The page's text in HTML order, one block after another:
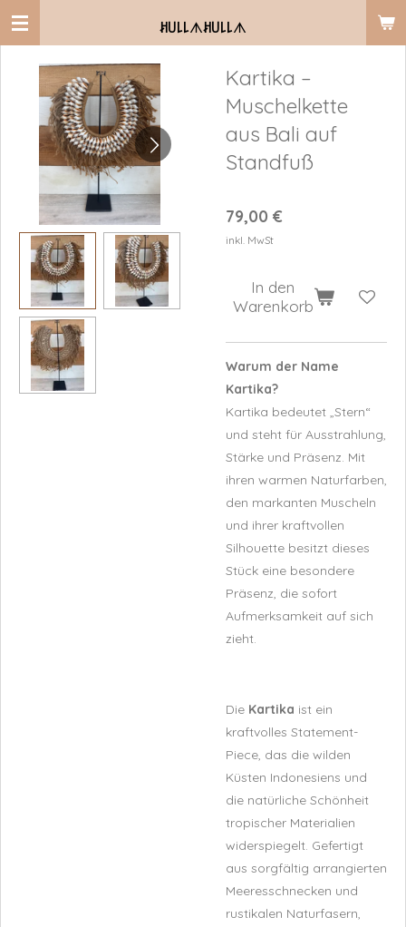
Zum
springen
ꎧ꒤꒒꒒ᗑꎧ꒤꒒꒒ᗑ
Kartika –
Muschelkette
aus Bali auf
Standfuß
79,00 €
inkl. MwSt
In den
Warenkorb
Warum der Name
Kartika?
Kartika bedeutet „Stern“
und steht für Ausstrahlung,
Stärke und Präsenz. Mit
ihren warmen Naturfarben,
den markanten Muscheln
und ihrer kraftvollen
Silhouette besitzt dieses
Stück eine besondere
Präsenz, die sofort
Aufmerksamkeit auf sich
zieht.
Die Kartika ist ein
kraftvolles Statement-
Piece, das die wilden
Küsten Indonesiens und
die natürliche Schönheit
tropischer Materialien
widerspiegelt. Gefertigt
aus sorgfältig arrangierten
Meeresschnecken und
rustikalen Naturfasern,